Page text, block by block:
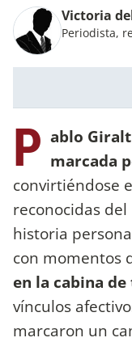
Victoria
Periodista,
P ablo
marcada
convirtiéndose
reconocidas
historia
con momentos
en la cabina
vínculos
marcaron un